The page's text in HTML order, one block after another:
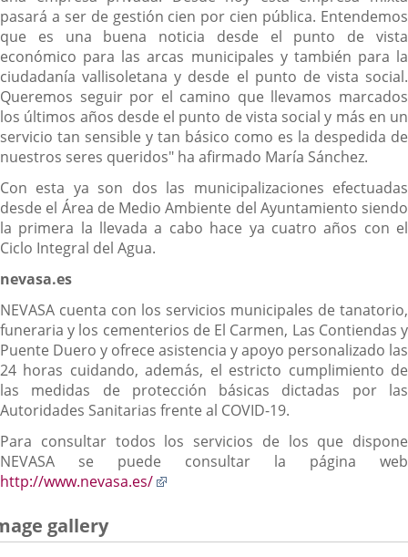
pasará a ser de gestión cien por cien pública. Entendemos
que es una buena noticia desde el punto de vista
económico para las arcas municipales y también para la
ciudadanía vallisoletana y desde el punto de vista social.
Queremos seguir por el camino que llevamos marcados
los últimos años desde el punto de vista social y más en un
servicio tan sensible y tan básico como es la despedida de
nuestros seres queridos" ha afirmado María Sánchez.
Con esta ya son dos las municipalizaciones efectuadas
desde el Área de Medio Ambiente del Ayuntamiento siendo
la primera la llevada a cabo hace ya cuatro años con el
Ciclo Integral del Agua.
nevasa.es
NEVASA cuenta con los servicios municipales de tanatorio,
funeraria y los cementerios de El Carmen, Las Contiendas y
Puente Duero y ofrece asistencia y apoyo personalizado las
24 horas cuidando, además, el estricto cumplimiento de
las medidas de protección básicas dictadas por las
Autoridades Sanitarias frente al COVID-19.
Para consultar todos los servicios de los que dispone
NEVASA se puede consultar la página web
http://www.nevasa.es/
aplicación
gallery